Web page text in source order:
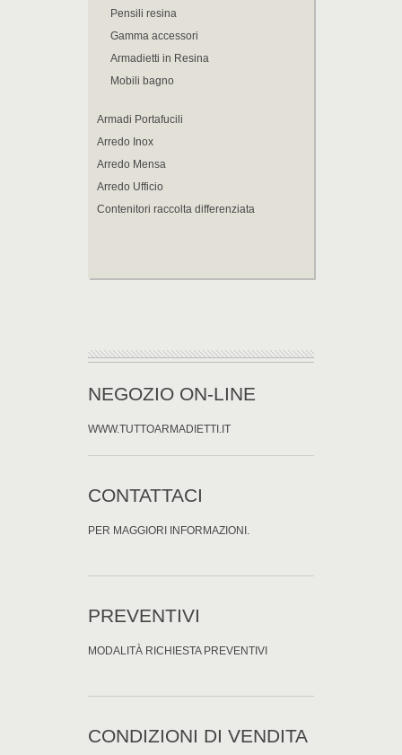
Pensili resina
Gamma accessori
Armadietti in Resina
Mobili bagno
Armadi Portafucili
Arredo Inox
Arredo Mensa
Arredo Ufficio
Contenitori raccolta differenziata
NEGOZIO ON-LINE
WWW.TUTTOARMADIETTI.IT
CONTATTACI
PER MAGGIORI INFORMAZIONI.
PREVENTIVI
MODALITÀ RICHIESTA PREVENTIVI
CONDIZIONI DI VENDITA